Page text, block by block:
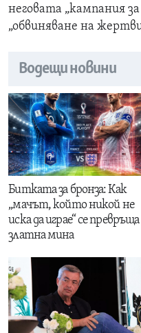
неговата „кампания
„обвиняване на
Водещи новини
Битката за бронза: Как
„мачът, който никой не
иска да играе“ се превръща
златна мина